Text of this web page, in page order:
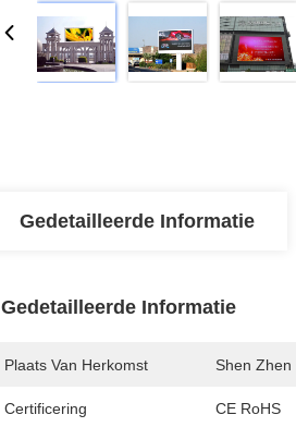
Gedetailleerde Informatie
Gedetailleerde Informatie
Plaats Van Herkomst Shen Zhen
Certificering CE RoHS